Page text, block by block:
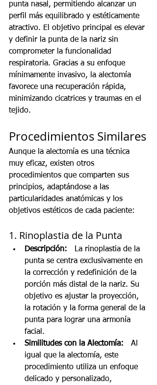
punta nasal, permitiendo alcanzar un
perfil más equilibrado y estéticamente
atractivo. El objetivo principal es elevar
y definir la punta de la nariz sin
comprometer la funcionalidad
respiratoria. Gracias a su enfoque
mínimamente invasivo, la alectomía
favorece una recuperación rápida,
minimizando cicatrices y traumas en el
tejido.
Procedimientos Similares
Aunque la alectomía es una técnica
muy eficaz, existen otros
procedimientos que comparten sus
principios, adaptándose a las
particularidades anatómicas y los
objetivos estéticos de cada paciente:
1. Rinoplastia de la Punta
Descripción: La rinoplastia de la
punta se centra exclusivamente en
la corrección y redefinición de la
porción más distal de la nariz. Su
objetivo es ajustar la proyección,
la rotación y la forma general de la
punta para lograr una armonía
facial.
Similitudes con la Alectomía: Al
igual que la alectomía, este
procedimiento utiliza un enfoque
delicado y personalizado,